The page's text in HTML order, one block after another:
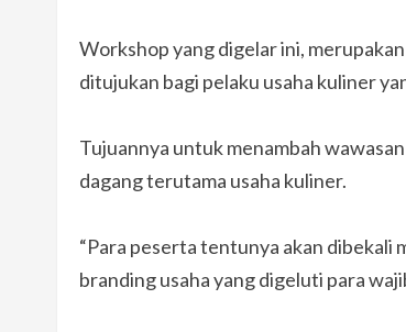
Workshop yang digelar ini,
ditujukan bagi pelaku usaha kuliner
Tujuannya untuk menambah
dagang terutama usaha kuliner.
“Para peserta tentunya akan dibekali
branding usaha yang digeluti para